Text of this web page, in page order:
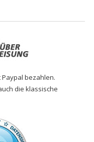
bezahlen.
die klassische